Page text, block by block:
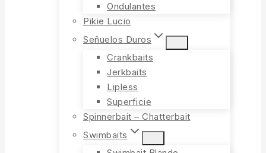
Ondulantes
Pikie Lucio
Señuelos Duros
Crankbaits
Jerkbaits
Lipless
Superficie
Spinnerbait – Chatterbait
Swimbaits